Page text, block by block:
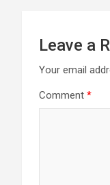
Leave a
Your email
Comment *